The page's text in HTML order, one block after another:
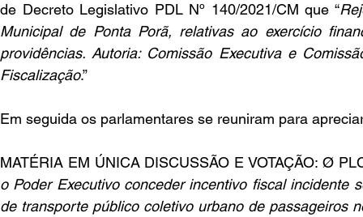
de Decreto Legislativo PDL Nº 140/2021/CM que “
Municipal de Ponta Porã, relativas ao exercício
providências. Autoria: Comissão Executiva e
Fiscalização.”
Em seguida os parlamentares se reuniram para
MATÉRIA EM ÚNICA DISCUSSÃO E VOTAÇÃO: Ø
o Poder Executivo conceder incentivo fiscal incidente
de transporte público coletivo urbano de passageiros